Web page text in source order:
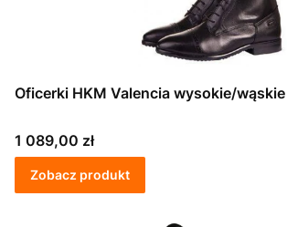
Oficerki HKM Valencia wysokie/
Cena
1 089,00 zł
Zobacz produkt